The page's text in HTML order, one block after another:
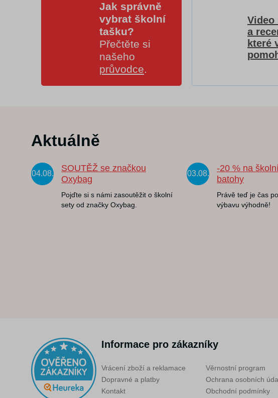
Jak správně
vybrat školní
tašku?
Přečtěte si
našeho
průvodce.
Video
a
které
Aktuálně
04.08.
SOUTĚŽ se značkou
Oxybag
Pojďte si s námi zasoutěžit o školní
sety od značky Oxybag.
03.08.
-20 % na
batohy
Právě teď je čas
výbavu výhodně!
Informace pro zákazníky
Vrácení zboží a reklamace
Dopravné a platby
Kontakt
Věrnostní program
Ochrana osobních
Obchodní podmínky